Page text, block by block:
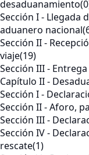
desaduanamiento
Sección I -
aduanero nacional
Sección II -
viaje(19)
Sección III -
Capítulo II -
Sección I -
Sección II - Aforo,
Sección III -
Sección IV -
rescate(1)